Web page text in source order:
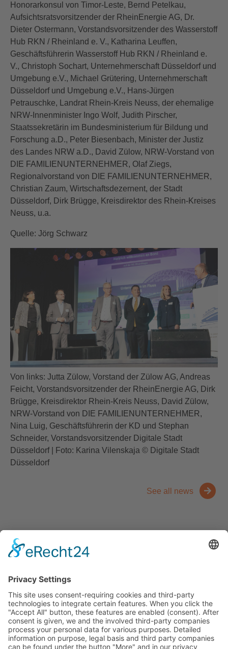
Honorarkonsul von Timor-Leste, Bernd Petelkau,
Aufsichtsratsvorsitzender der RheinEnergie AG, Dr.
Dieter Ostermann, Vorstandsvorsitzender des Wasserstoff
Hub RKN / Rheinland e. V., Katharina Leuffen,
Geschäftsführerin Wasserstoff Hub RKN / Rheinland e.
V., Christoph Sochart, Unternehmerschaft Düsseldorf und
Umgebung e.V., Michael Grütering, Unternehmerschaft
Düsseldorf und Umgebung e.V., Hans-Jürgen
Petrauschke, Landrat Rhein-Kreis Neuss, der ehemalige
NRW-Innenminister Ingo Wolf, Judith Pirscher,
Staatssekretärin im Bundesministerium für Bildung und
Forschung a.D., Peter Biesenbach, Minister der Justiz
des Landes NRW a.D., David Zülow, NRW-Vorstand von
DIE FAMILIENUNTERNEHMER, Olaf Ziegs,
Regionalvorstand von DIE FAMILIENUNTERNEHMER,
Christian Zaum, Wirtschaftsdezernent, der Stadt
Düsseldorf, Dirk Brügge, Kreisdirektor des Rhein-Kreises
Neuss, u.a.
Quelle: Jörg Schwarz
Von links: Jutta Zülow, Vorstand der Zülow AG, Andreas
Feicht, Vorstandsvorsitzender der RheinEnergie AG, Dirk
Brügge, Kreisdirektor Rhein-Kreis Neuss, David Zülow,
NRW-Vorstand von DIE FAMILIENUNTERNEHMER,
Nina Luig, Geschäftsführerin der KD und Stephan
Schneider, Vorstandsvorsitzender Digitale Stadt
Düsseldorf | Foto: Karina Vilenskaja © Digitale Stadt
Düsseldorf
See all news